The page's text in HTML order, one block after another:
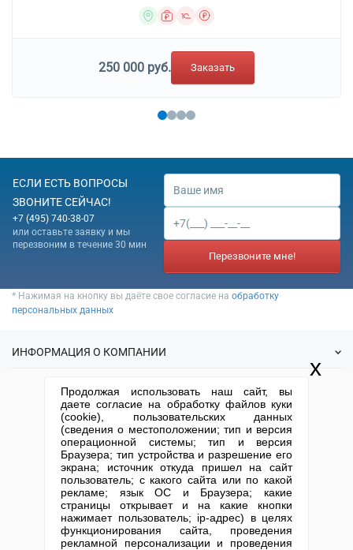
250 000 руб. Заказать
ЕСЛИ ЕСТЬ ВОПРОСЫ
ЗВОНИТЕ СЕЙЧАС!
+7 (495) 740-38-07
или оставьте заявку и мы
перезвоним в течение 30 мин
Перезвоните мне!
* Нажимая на кнопку вы даёте свое согласие на обработку
персональных данных
ИНФОРМАЦИЯ О КОМПАНИИ
Спецпредложения
Готовые фирмы
Продажа фирм
Регистрация
Ликвидация
Регистрация изменений
Юридические адреса
КОНТАКТНАЯ ИНФОРМАЦИЯ
+7 (495) 740-38-07
(По Москве)
mail@1-urist.ru
Спросить у юриста
Москва, ул. Сущевский вал,
дом 5, стр. 3
Продолжая использовать наш сайт, вы
даете согласие на обработку файлов куки
(cookie), пользовательских данных
(сведения о местоположении; тип и версия
операционной системы; тип и версия
Браузера; тип устройства и разрешение его
экрана; источник откуда пришел на сайт
пользователь; с какого сайта или по какой
рекламе; язык ОС и Браузера; какие
страницы открывает и на какие кнопки
нажимает пользователь; ip-адрес) в целях
функционирования сайта, проведения
рекламной персонализации и проведения
x